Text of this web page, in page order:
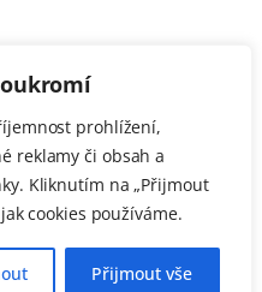
prohlížení,
reklamy či obsah a
Kliknutím na „Přijmout
cookies používáme.
Přijmout vše
báze a dokumentace je
ve vašem jazyce